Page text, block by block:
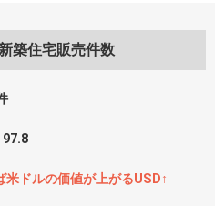
築住宅販売件数
ドルの価値が上がるUSD↑